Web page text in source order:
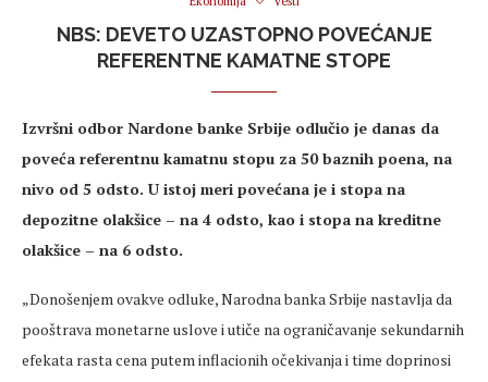
NBS: DEVETO UZASTOPNO POVEĆANJE
REFERENTNE KAMATNE STOPE
Izvršni odbor Nardone banke Srbije odlučio je danas da
poveća referentnu kamatnu stopu za 50 baznih poena, na
nivo od 5 odsto. U istoj meri povećana je i stopa na
depozitne olakšice – na 4 odsto, kao i stopa na kreditne
olakšice – na 6 odsto.
„Donošenjem ovakve odluke, Narodna banka Srbije nastavlja da
pooštrava monetarne uslove i utiče na ograničavanje sekundarnih
efekata rasta cena putem inflacionih očekivanja i time doprinosi